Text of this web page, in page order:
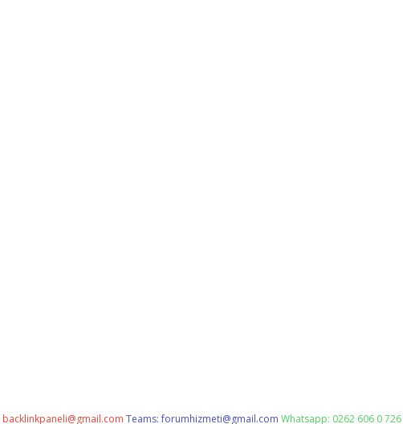
backlinkpaneli@gmail.com Teams:forumhizmeti@gmail.com Whatsapp: 0262 606 0 726